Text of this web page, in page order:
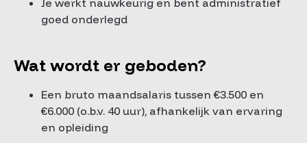
Je werkt nauwkeurig en bent administratief
goed onderlegd
Wat wordt er geboden?
Een bruto maandsalaris tussen €3.500 en
€6.000 (o.b.v. 40 uur), afhankelijk van ervaring
en opleiding